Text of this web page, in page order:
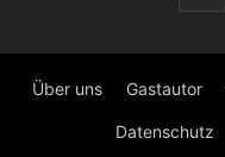
Über uns Gastautor
Datenschutz